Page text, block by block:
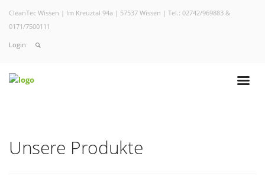
CleanTec Wissen | Im Kreuztal 94a | 57537 Wissen | Tel.: 02742/969883 &
0171/7500111
Login
Unsere Produkte